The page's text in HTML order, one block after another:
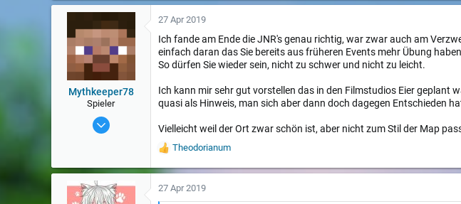
r
t
n
g
e
:
Mythkeeper78
Spieler
8 Feb 2019
27 Apr 2019
Ich fande am Ende die JNR's genau richtig, war zwar auch am
einfach daran das Sie bereits aus früheren Events mehr Übung
So dürfen Sie wieder sein, nicht zu schwer und nicht zu leicht.
Ich kann mir sehr gut vorstellen das in den Filmstudios Eier geplant
quasi als Hinweis, man sich aber dann doch dagegen Entschieden
Vielleicht weil der Ort zwar schön ist, aber nicht zum Stil der Map
W
r
t
Theodorianum
27 Apr 2019